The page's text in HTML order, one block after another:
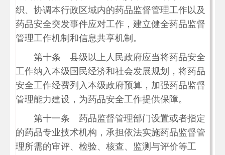
织、协调本行政区域内的药品监督管理工作以及
药品安全突发事件应对工作，建立健全药品监督
管理工作机制和信息共享机制。
第十条 县级以上人民政府应当将药品安全
工作纳入本级国民经济和社会发展规划，将药品
安全工作经费列入本级政府预算，加强药品监督
管理能力建设，为药品安全工作提供保障。
第十一条 药品监督管理部门设置或者指定
的药品专业技术机构，承担依法实施药品监督管
理所需的审评、检验、核查、监测与评价等工